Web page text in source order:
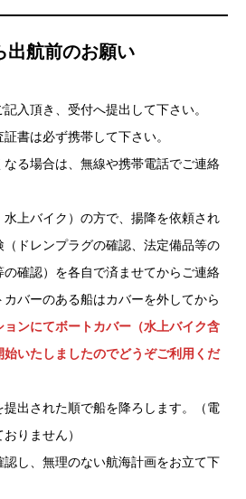
航前のお願い
入頂き、受付へ提出して下さい。
書は必ず携帯して下さい。
る場合は、無線や携帯電話でご連絡
上バイク）の方で、揚降を依頼され
ドレンプラグの確認、法定備品等の
確認）を各自で済ませてからご連絡
バーのある船はカバーを外してから
ョンにてボートカバー（水上バイク含
いたしましたのでどうぞご利用くだ
出された順で船を降ろします。（電
りません）
し、無理のない航海計画をお立て下